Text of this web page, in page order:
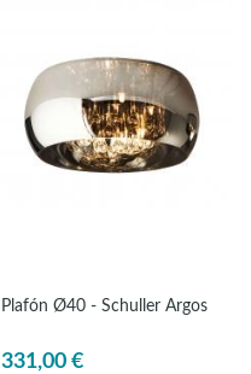
Plafón Ø40 - Schuller Argos
331,00 €